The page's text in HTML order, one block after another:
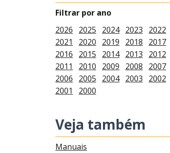
Filtrar por ano
2026
2025 2024 2023
2022
2021
2020 2019 2018
2017
2016
2015 2014 2013
2012
2011
2010 2009 2008
2007
2006
2005 2004 2003
2002
2001
2000
Veja também
Manuais